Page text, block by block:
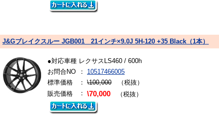
J&Gブレイクスルー JGB001 21インチ×9.0J 5H-120 +35 Black（1本）
●対応車種 レクサスLS460 / 600h
お問合NO
：
10517466005
標準価格
： \100,000 （税抜）
販売価格
： \70,000 （税抜）